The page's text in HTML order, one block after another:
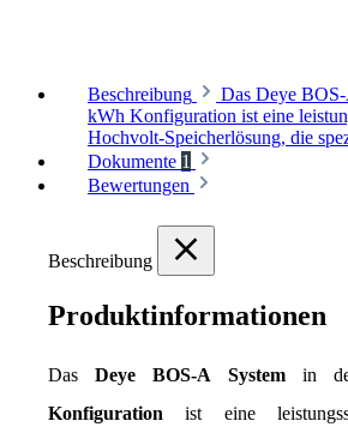
Beschreibung
Das Deye
kWh Konfiguration ist eine
Hochvolt-Speicherlösung, die
Dokumente 1
Bewertungen
Beschreibung
Produktinformationen
Das Deye BOS-A System in
Konfiguration ist eine